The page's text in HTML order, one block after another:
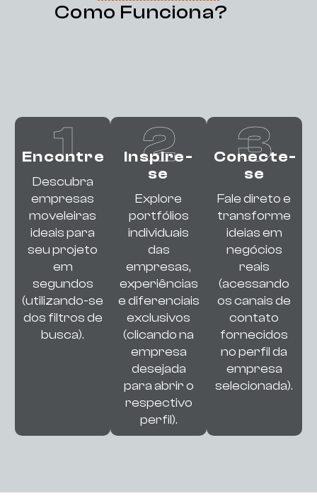
Como Funciona?
1
Encontre
Descubra
empresas
moveleiras
ideais para
seu projeto
em
segundos
(utilizando-se
dos filtros de
busca).
2
Inspire-
se
Explore
portfólios
individuais
das
empresas,
experiências
e diferenciais
exclusivos
(clicando na
empresa
desejada
para abrir o
respectivo
perfil).
3
Conecte-
se
Fale direto e
transforme
ideias em
negócios
reais
(acessando
os canais de
contato
fornecidos
no perfil da
empresa
selecionada).